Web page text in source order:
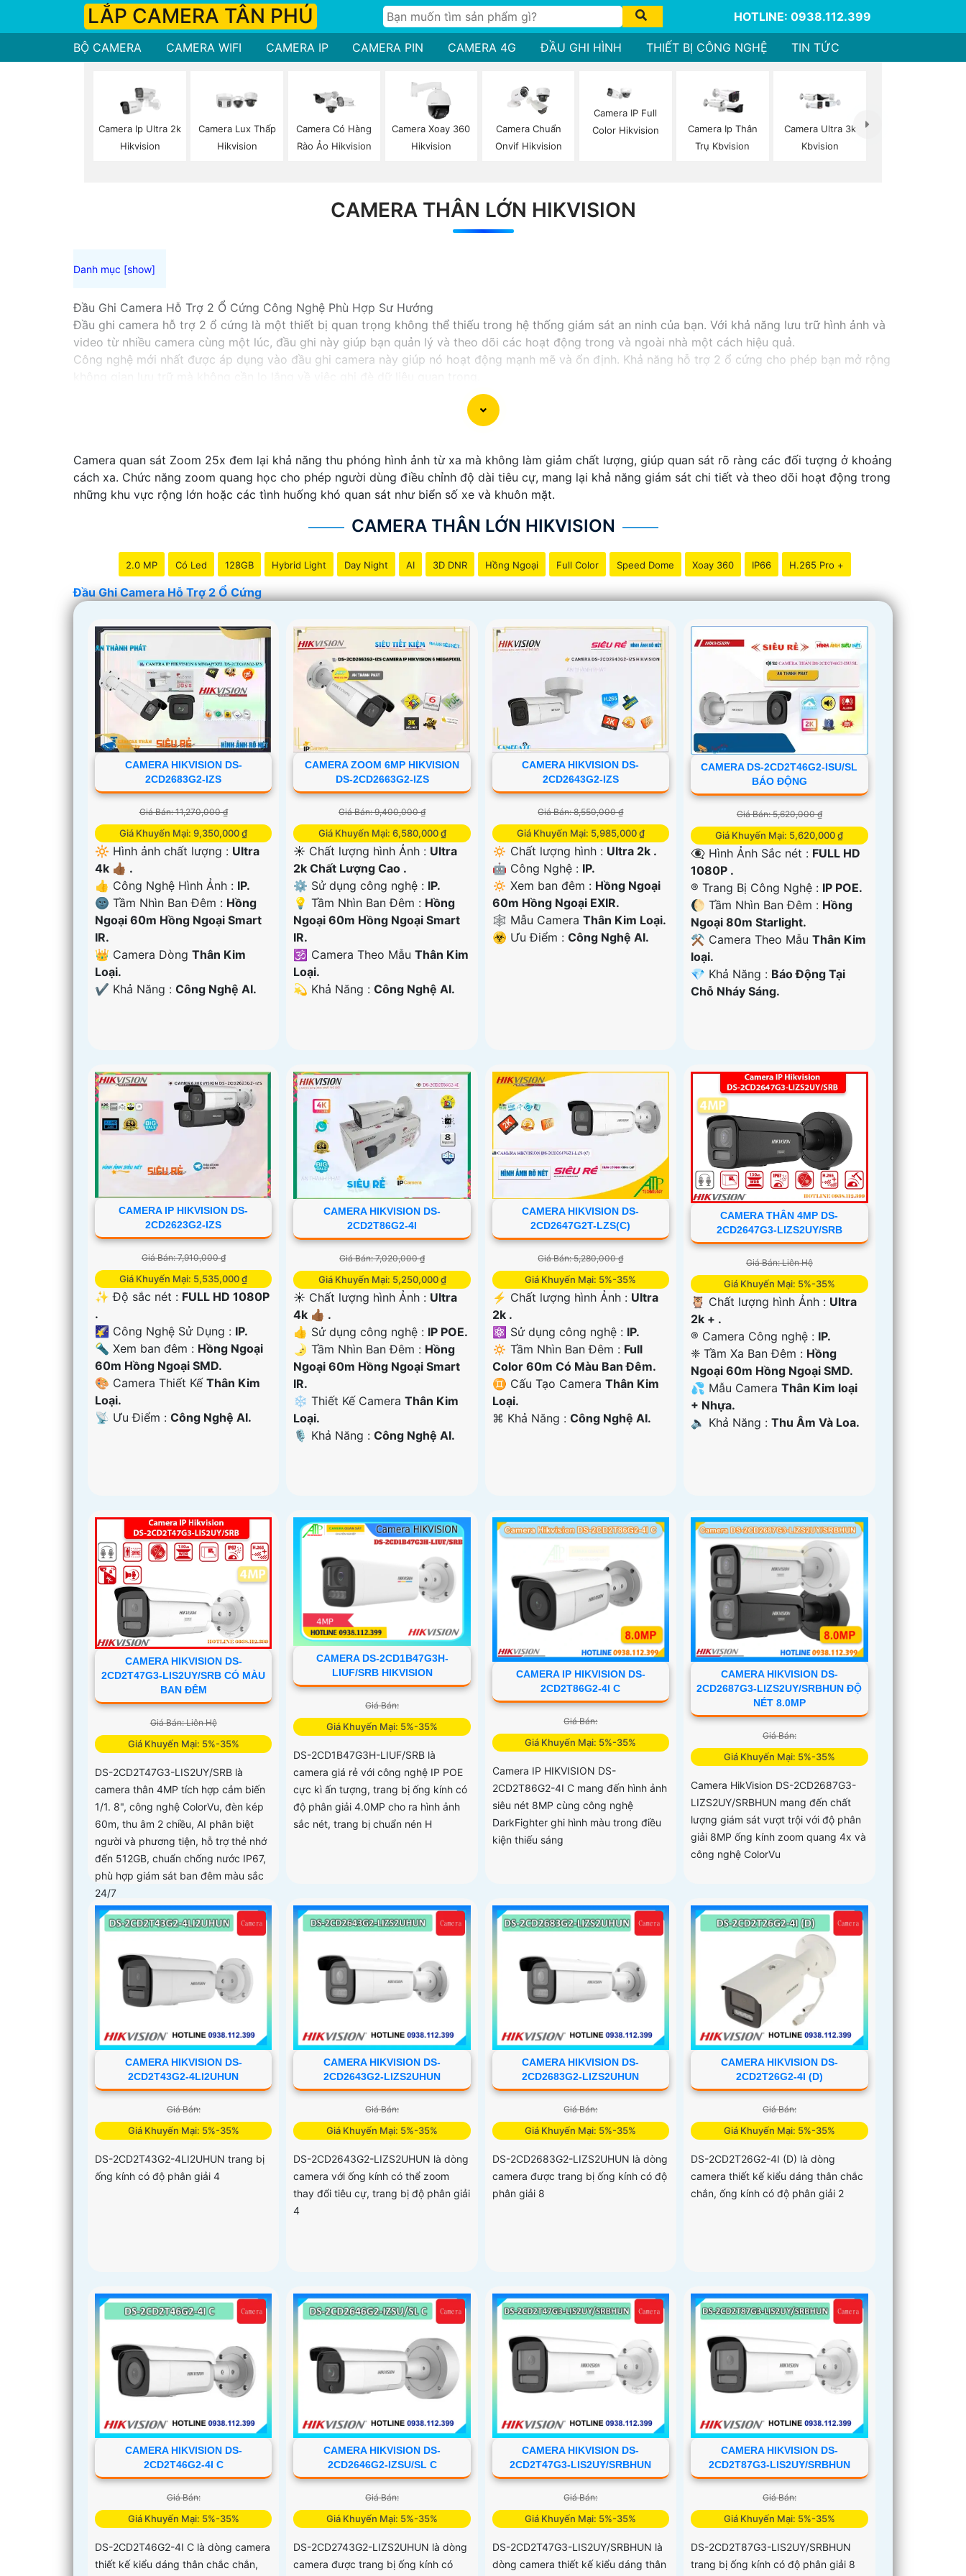
LẮP CAMERA TÂN PHÚ HOTLINE: 0938.112.399
BỘ CAMERA CAMERA WIFI CAMERA IP CAMERA PIN CAMERA 4G ĐẦU GHI HÌNH THIẾT BỊ CÔNG NGHỆ TIN TỨC
Camera Ip Ultra 2k
Hikvision
Camera Lux Thấp
Hikvision
Camera Có Hàng
Rào Ảo Hikvision
Camera Xoay 360
Hikvision
Camera Chuẩn
Onvif Hikvision
Camera IP Full
Color Hikvision
Camera Ip Thân
Trụ Kbvision
Camera Ultra 3k
Kbvision
CAMERA THÂN LỚN HIKVISION
Đầu Ghi Camera Hỗ Trợ 2 Ổ Cứng Công Nghệ Phù Hợp Sư Hướng
Đầu ghi camera hỗ trợ 2 ổ cứng là một thiết bị quan trọng không thể thiếu trong hệ thống giám sát an ninh của bạn. Với khả năng lưu trữ hình ảnh và
video từ nhiều camera cùng một lúc, đầu ghi này giúp bạn quản lý và theo dõi các hoạt động trong và ngoài nhà một cách hiệu quả.
Công nghệ mới nhất được áp dụng vào đầu ghi camera này giúp nó hoạt động mạnh mẽ và ổn định. Khả năng hỗ trợ 2 ổ cứng cho phép bạn mở rộng
Nếu bạn đang tìm kiếm một giải pháp giám sát an ninh thông minh và tiện lợi, đầu ghi camera hỗ trợ 2 ổ cứng công nghệ phù hợp sẽ là sự lựa chọn
hoàn hảo cho nhu cầu của bạn. Hãy đầu tư vào sản phẩm này để bảo vệ và giám sát nhà ở, cửa hàng hoặc văn phòng của bạn một cách chuyên
Camera quan sát Zoom 25x đem lại khả năng thu phóng hình ảnh từ xa mà không làm giảm chất lượng, giúp quan sát rõ ràng các đối tượng ở khoảng
cách xa. Chức năng zoom quang học cho phép người dùng điều chỉnh độ dài tiêu cự, mang lại khả năng giám sát chi tiết và theo dõi hoạt động trong
những khu vực rộng lớn hoặc các tình huống khó quan sát như biển số xe và khuôn mặt.
CAMERA THÂN LỚN HIKVISION
2.0 MP Có Led 128GB Hybrid Light Day Night AI 3D DNR Hồng Ngoại Full Color Speed Dome Xoay 360 IP66 H.265 Pro +
Đầu Ghi Camera Hỗ Trợ 2 Ổ Cứng
CAMERA HIKVISION DS-
2CD2683G2-IZS
Giá Bán: 11,270,000 ₫
Giá Khuyến Mại: 9,350,000 ₫
🔆 Hình ảnh chất lượng : Ultra
4k 👍🏾 .
👍 Công Nghệ Hình Ảnh : IP.
🌚 Tầm Nhìn Ban Đêm : Hồng
Ngoại 60m Hồng Ngoại Smart
IR.
👑 Camera Dòng Thân Kim
Loại.
️✔️ Khả Năng : Công Nghệ AI.
CAMERA ZOOM 6MP HIKVISION
DS-2CD2663G2-IZS
Giá Bán: 9,400,000 ₫
Giá Khuyến Mại: 6,580,000 ₫
☀️ Chất lượng hình Ảnh : Ultra
2k Chất Lượng Cao .
⚙ Sử dụng công nghệ : IP.
💡 Tầm Nhìn Ban Đêm : Hồng
Ngoại 60m Hồng Ngoại Smart
IR.
🕉️ Camera Theo MẫuThân Kim
Loại.
️💫 Khả Năng :Công Nghệ AI.
CAMERA HIKVISION DS-
2CD2643G2-IZS
Giá Bán: 8,550,000 ₫
Giá Khuyến Mại: 5,985,000 ₫
🔅 Chất lượng hình : Ultra 2k .
🤖️ Công Nghệ : IP.
🔅 Xem ban đêm : Hồng Ngoại
60m Hồng Ngoại EXIR.
🕸️ Mẫu Camera Thân Kim Loại.
️☣️ Ưu Điểm : Công Nghệ AI.
CAMERA DS-2CD2T46G2-ISU/SL
BÁO ĐỘNG
Giá Bán: 5,620,000 ₫
Giá Khuyến Mại: 5,620,000 ₫
👁️‍🗨 Hình Ảnh Sắc nét : FULL HD
1080P .
®️ Trang Bị Công Nghệ : IP POE.
🌔 Tầm Nhìn Ban Đêm : Hồng
Ngoại 80m Starlight.
⚒ Camera Theo MẫuThân Kim
loại.
️💎 Khả Năng : Báo Động Tại
Chỗ Nháy Sáng.
CAMERA IP HIKVISION DS-
2CD2623G2-IZS
Giá Bán: 7,910,000 ₫
Giá Khuyến Mại: 5,535,000 ₫
✨ Độ sắc nét : FULL HD 1080P
.
🌠 Công Nghệ Sử Dụng : IP.
🔦 Xem ban đêm : Hồng Ngoại
60m Hồng Ngoại SMD.
🎨 Camera Thiết Kế Thân Kim
Loại.
️📡 Ưu Điểm : Công Nghệ AI.
CAMERA HIKVISION DS-
2CD2T86G2-4I
Giá Bán: 7,020,000 ₫
Giá Khuyến Mại: 5,250,000 ₫
☀️ Chất lượng hình Ảnh : Ultra
4k 👍🏾 .
👍 Sử dụng công nghệ : IP POE.
🌛 Tầm Nhìn Ban Đêm : Hồng
Ngoại 60m Hồng Ngoại Smart
IR.
❄ Thiết Kế CameraThân Kim
Loại.
️🎙 Khả Năng :Công Nghệ AI.
CAMERA HIKVISION DS-
2CD2647G2T-LZS(C)
Giá Bán: 5,280,000 ₫
Giá Khuyến Mại: 5%-35%
️⚡ Chất lượng hình Ảnh : Ultra
2k .
⚛️ Sử dụng công nghệ : IP.
🔅 Tầm Nhìn Ban Đêm : Full
Color 60m Có Màu Ban Đêm.
♊ Cấu Tạo Camera Thân Kim
Loại.
️⌘ Khả Năng : Công Nghệ AI.
CAMERA THÂN 4MP DS-
2CD2647G3-LIZS2UY/SRB
Giá Bán: Liên Hệ
Giá Khuyến Mại: 5%-35%
🦉 Chất lượng hình Ảnh : Ultra
2k + .
®️ Camera Công nghệ : IP.
❈ Tầm Xa Ban Đêm : Hồng
Ngoại 60m Hồng Ngoại SMD.
💦 Mẫu CameraThân Kim loại
+ Nhựa.
️🔈 Khả Năng :Thu Âm Và Loa.
CAMERA HIKVISION DS-
2CD2T47G3-LIS2UY/SRB CÓ MÀU
BAN ĐÊM
Giá Bán: Liên Hệ
Giá Khuyến Mại: 5%-35%
DS-2CD2T47G3-LIS2UY/SRB là
camera thân 4MP tích hợp cảm biến
1/1. 8", công nghệ ColorVu, đèn kép
60m, thu âm 2 chiều, AI phân biệt
người và phương tiện, hỗ trợ thẻ nhớ
đến 512GB, chuẩn chống nước IP67,
phù hợp giám sát ban đêm màu sắc
24/7
CAMERA DS-2CD1B47G3H-
LIUF/SRB HIKVISION
Giá Bán:
Giá Khuyến Mại: 5%-35%
DS-2CD1B47G3H-LIUF/SRB là
camera giá rẻ với công nghệ IP POE
cực kì ấn tượng, trang bị ống kính có
độ phân giải 4.0MP cho ra hình ảnh
sắc nét, trang bị chuẩn nén H
CAMERA IP HIKVISION DS-
2CD2T86G2-4I C
Giá Bán:
Giá Khuyến Mại: 5%-35%
Camera IP HIKVISION DS-
2CD2T86G2-4I C mang đến hình ảnh
siêu nét 8MP cùng công nghệ
DarkFighter ghi hình màu trong điều
kiện thiếu sáng
CAMERA HIKVISION DS-
2CD2687G3-LIZS2UY/SRBHUN ĐỘ
NÉT 8.0MP
Giá Bán:
Giá Khuyến Mại: 5%-35%
Camera HikVision DS-2CD2687G3-
LIZS2UY/SRBHUN mang đến chất
lượng giám sát vượt trội với độ phân
giải 8MP ống kính zoom quang 4x và
công nghệ ColorVu
CAMERA HIKVISION DS-
2CD2T43G2-4LI2UHUN
Giá Bán:
Giá Khuyến Mại: 5%-35%
DS-2CD2T43G2-4LI2UHUN trang bị
ống kính có độ phân giải 4
CAMERA HIKVISION DS-
2CD2643G2-LIZS2UHUN
Giá Bán:
Giá Khuyến Mại: 5%-35%
DS-2CD2643G2-LIZS2UHUN là dòng
camera với ống kính có thể zoom
thay đổi tiêu cự, trang bị độ phân giải
4
CAMERA HIKVISION DS-
2CD2683G2-LIZS2UHUN
Giá Bán:
Giá Khuyến Mại: 5%-35%
DS-2CD2683G2-LIZS2UHUN là dòng
camera được trang bị ống kính có độ
phân giải 8
CAMERA HIKVISION DS-
2CD2T26G2-4I (D)
Giá Bán:
Giá Khuyến Mại: 5%-35%
DS-2CD2T26G2-4I (D) là dòng
camera thiết kế kiểu dáng thân chắc
chắn, ống kính có độ phân giải 2
CAMERA HIKVISION DS-
2CD2T46G2-4I C
Giá Bán:
Giá Khuyến Mại: 5%-35%
DS-2CD2T46G2-4I C là dòng camera
thiết kế kiểu dáng thân chắc chắn,
CAMERA HIKVISION DS-
2CD2646G2-IZSU/SL C
Giá Bán:
Giá Khuyến Mại: 5%-35%
DS-2CD2743G2-LIZS2UHUN là dòng
camera được trang bị ống kính có
CAMERA HIKVISION DS-
2CD2T47G3-LIS2UY/SRBHUN
Giá Bán:
Giá Khuyến Mại: 5%-35%
DS-2CD2T47G3-LIS2UY/SRBHUN là
dòng camera thiết kế kiểu dáng thân
CAMERA HIKVISION DS-
2CD2T87G3-LIS2UY/SRBHUN
Giá Bán:
Giá Khuyến Mại: 5%-35%
DS-2CD2T87G3-LIS2UY/SRBHUN
trang bị ống kính có độ phân giải 8